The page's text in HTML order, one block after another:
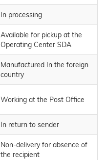
In processing
Available for pickup at the
Operating Center SDA
Manufactured In the foreign
country
Working at the Post Office
In return to sender
Non-delivery for absence of
the recipient